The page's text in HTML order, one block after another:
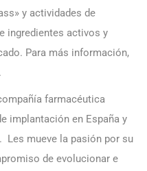
y actividades de
ingredientes activos y
Para más información,
.
farmacéutica
implantación en España y
Les mueve la pasión por su
de evolucionar e